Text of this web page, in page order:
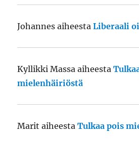
Johannes aiheestaLiberaali
Kyllikki Massa aiheesta
mielenhäiriöstä
Marit aiheestaTulkaa pois